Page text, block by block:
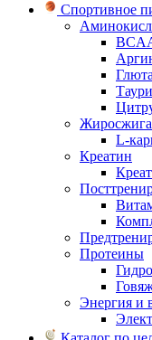
Спортивное
L-
Креатин
Протеины
Энергия и